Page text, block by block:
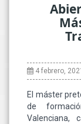
4 febrero, 2021
El máster
de
Valenciana,